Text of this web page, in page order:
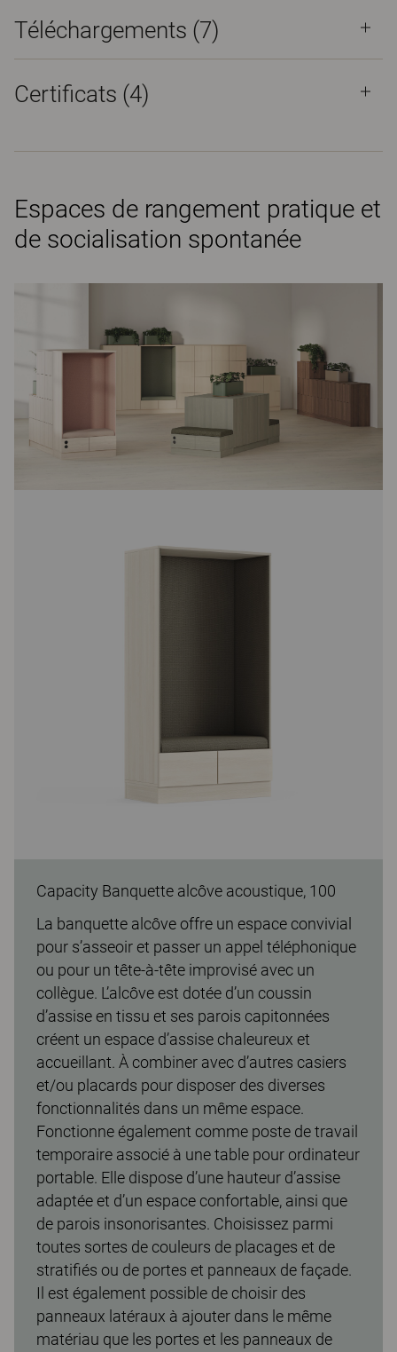
Téléchargements (7)
Certificats (4)
Espaces de rangement pratique et
de socialisation spontanée
Capacity Banquette alcôve acoustique, 100
La banquette alcôve offre un espace convivial
pour s’asseoir et passer un appel téléphonique
ou pour un tête-à-tête improvisé avec un
collègue. L’alcôve est dotée d’un coussin
d’assise en tissu et ses parois capitonnées
créent un espace d’assise chaleureux et
accueillant. À combiner avec d’autres casiers
et/ou placards pour disposer des diverses
fonctionnalités dans un même espace.
Fonctionne également comme poste de travail
temporaire associé à une table pour ordinateur
portable. Elle dispose d’une hauteur d’assise
adaptée et d’un espace confortable, ainsi que
de parois insonorisantes. Choisissez parmi
toutes sortes de couleurs de placages et de
stratifiés ou de portes et panneaux de façade.
Il est également possible de choisir des
panneaux latéraux à ajouter dans le même
matériau que les portes et les panneaux de